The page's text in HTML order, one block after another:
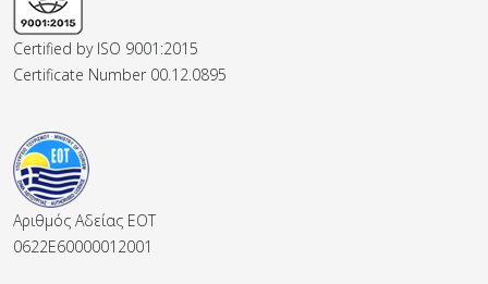
Certified by ISO 9001:2015
Certificate Number 00.12.0895
Αριθμός Αδείας ΕΟΤ
0622E60000012001